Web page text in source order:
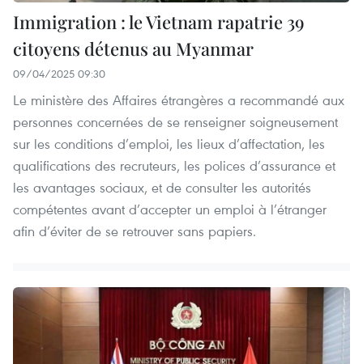
Immigration : le Vietnam rapatrie 39
citoyens détenus au Myanmar
09/04/2025 09:30
Le ministère des Affaires étrangères a recommandé aux
personnes concernées de se renseigner soigneusement
sur les conditions d’emploi, les lieux d’affectation, les
qualifications des recruteurs, les polices d’assurance et
les avantages sociaux, et de consulter les autorités
compétentes avant d’accepter un emploi à l’étranger
afin d’éviter de se retrouver sans papiers.